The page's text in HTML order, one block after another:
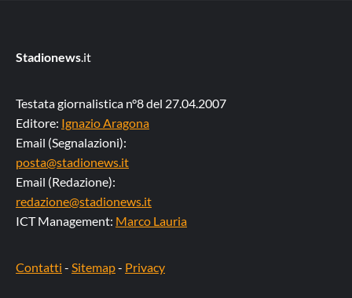
Stadionews.it
Testata giornalistica n°8 del 27.04.2007
Editore: Ignazio Aragona
Email (Segnalazioni):
posta@stadionews.it
Email (Redazione):
redazione@stadionews.it
ICT Management: Marco Lauria
Contatti - Sitemap- Privacy